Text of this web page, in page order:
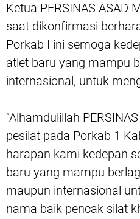
Ketua PERSINAS ASAD
saat dikonfirmasi
Porkab I ini semoga
atlet baru yang mampu
internasional, untuk
“Alhamdulillah
pesilat pada Porkab 1
harapan kami kedepan
baru yang mampu
maupun internasional
nama baik pencak silat